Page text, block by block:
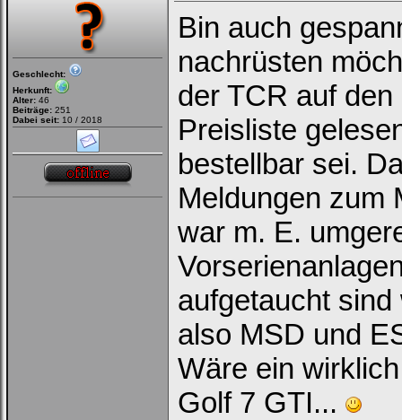
Geschlecht:
Herkunft:
Alter: 46
Beiträge: 251
Dabei seit: 10 / 2018
Bin auch
nachrüsten
der TCR auf
Preisliste
bestellbar sei.
Meldungen zum
war m. E.
aufgetaucht
also MSD und
Wäre ein
Golf 7 GTI...